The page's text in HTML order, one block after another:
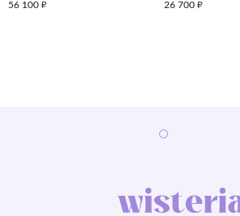
56 100 ₽ 26 700 ₽